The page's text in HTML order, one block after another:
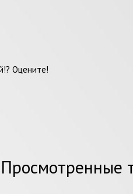
Оцените!
Просмотренные